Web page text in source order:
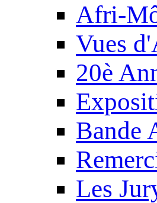
Afri-
Vues
20è
Bande
Les